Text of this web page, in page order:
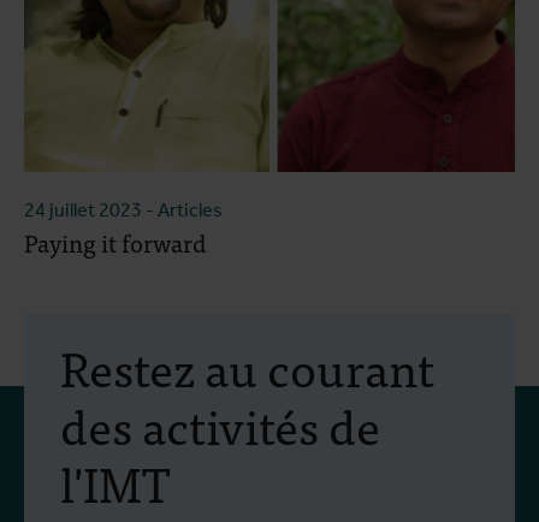
24 juillet 2023 - Articles
Paying it forward
Restez au courant
des activités de
l'IMT